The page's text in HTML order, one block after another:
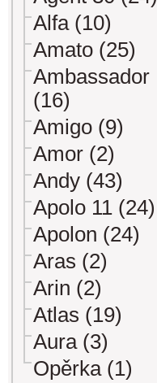
Alfa (10)
Amato (25)
Ambassador
(16)
Amigo (9)
Amor (2)
Andy (43)
Apolo 11 (24)
Apolon (24)
Aras (2)
Arin (2)
Atlas (19)
Aura (3)
Opěrka (1)